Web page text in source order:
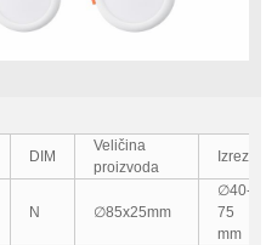
DIM
Veličina
proizvoda
Izrez
N ∅85x25mm
∅40-
75
mm